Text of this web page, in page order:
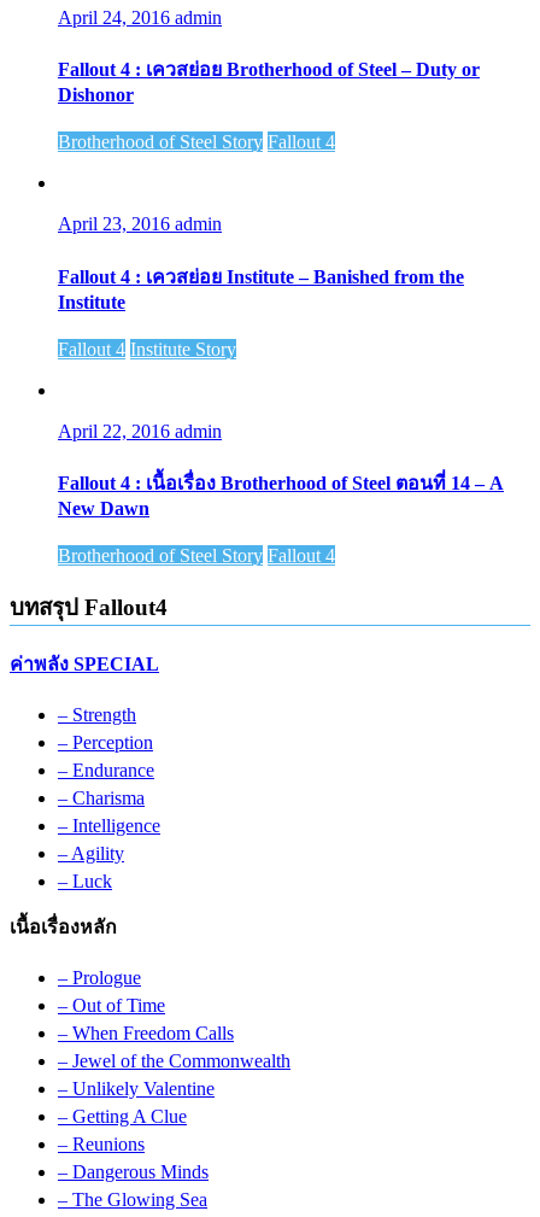
April 24, 2016 admin
Fallout 4 : เควสย่อย Brotherhood of Steel – Duty or
Dishonor
Brotherhood of Steel Story Fallout 4
April 23, 2016 admin
Fallout 4 : เควสย่อย Institute – Banished from the
Institute
Fallout 4 Institute Story
April 22, 2016 admin
Fallout 4 : เนื้อเรื่อง Brotherhood of Steel ตอนที่ 14 – A
New Dawn
Brotherhood of Steel Story Fallout 4
บทสรุป Fallout4
ค่าพลัง SPECIAL
– Strength
– Perception
– Endurance
– Charisma
– Intelligence
– Agility
– Luck
เนื้อเรื่องหลัก
– Prologue
– Out of Time
– When Freedom Calls
– Jewel of the Commonwealth
– Unlikely Valentine
– Getting A Clue
– Reunions
– Dangerous Minds
– The Glowing Sea